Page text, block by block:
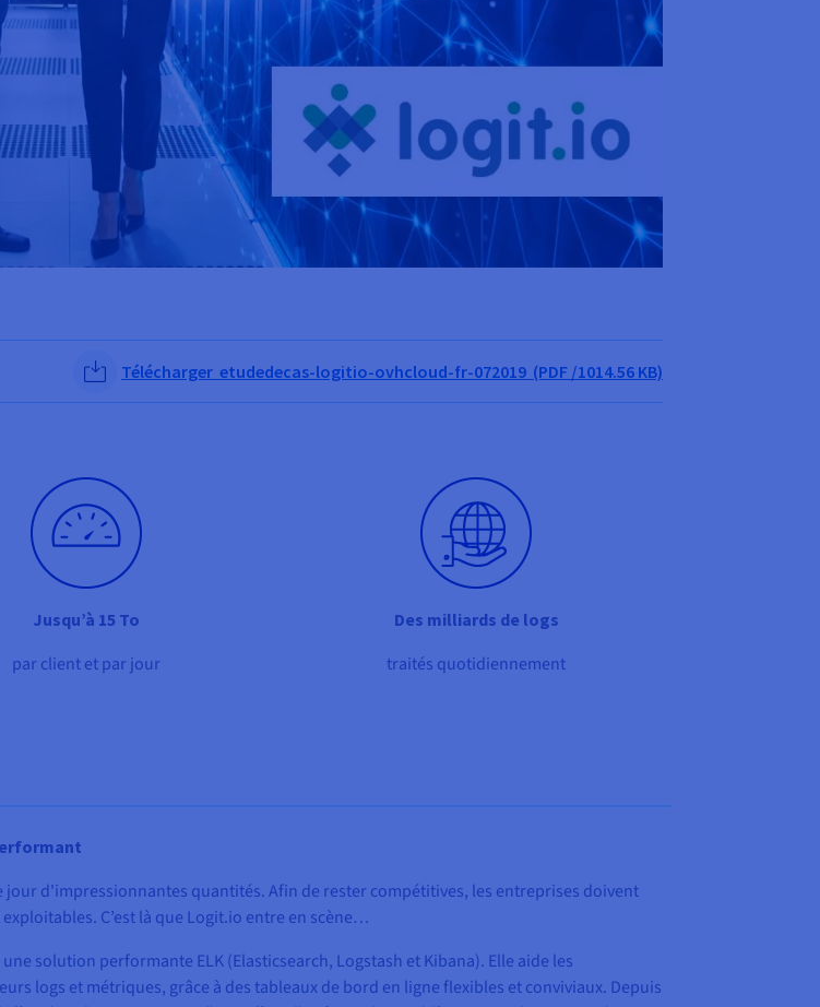
Télécharger etudedecas-logitio-ovhcloud-fr-072019 (PDF /1014.56 KB)
Jusqu’à 15 To
par client et par jour
Des milliards de logs
traités quotidiennement
d'impressionnantes quantités. Afin de rester compétitives, les entreprises doivent
C’est là que Logit.io entre en scène…
solution performante ELK (Elasticsearch, Logstash et Kibana). Elle aide les
logs et métriques, grâce à des tableaux de bord en ligne flexibles et conviviaux. Depuis